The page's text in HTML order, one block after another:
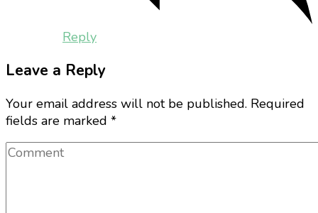
Reply
Leave a Reply
Your email address will not be published. Required
fields are marked *
Comment